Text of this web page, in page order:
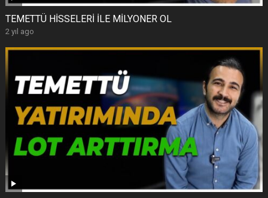
TEMETTÜ HİSSELERİ İLE MİLYONER OL
2 yıl ago